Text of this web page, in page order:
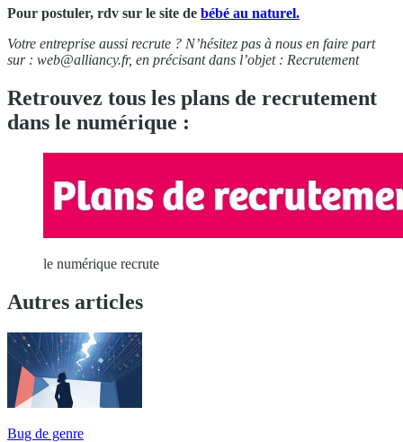
Pour postuler, rdv sur le site de bébé au naturel.
Votre entreprise aussi recrute ? N’hésitez pas à nous en faire part
sur : web@alliancy.fr, en précisant dans l’objet : Recrutement
Retrouvez tous les plans de recrutement
dans le numérique :
le numérique recrute
Autres articles
Bug de genre